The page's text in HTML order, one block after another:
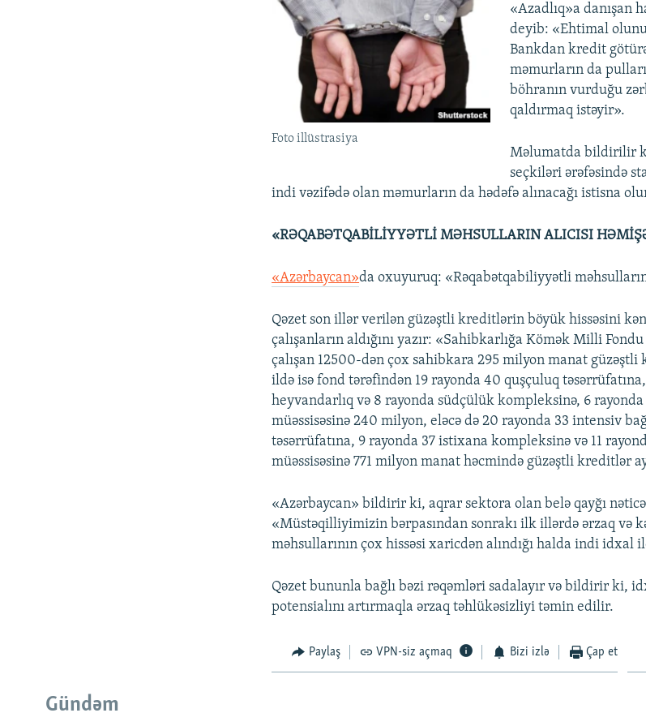
Foto illüstrasiya
«Azadlıq»a danışan
deyib: «Ehtimal
Bankdan kredit
məmurların da
böhranın vurduğu
qaldırmaq istəyir».
Məlumatda bildirilir
seçkiləri ərəfəsində
indi vəzifədə olan məmurların da hədəfə alınacağı istisna
«RƏQABƏTQABİLİYYƏTLİ MƏHSULLARIN ALICISI
«Azərbaycan»da oxuyuruq: «Rəqabətqabiliyyətli məhsulların
Qəzet son illər verilən güzəştli kreditlərin böyük hissəsini
çalışanların aldığını yazır: «Sahibkarlığa Kömək Milli
çalışan 12500-dən çox sahibkara 295 milyon manat
ildə isə fond tərəfindən 19 rayonda 40 quşçuluq
heyvandarlıq və 8 rayonda südçülük kompleksinə, 6 rayonda
müəssisəsinə 240 milyon, eləcə də 20 rayonda 33 intensiv
təsərrüfatına, 9 rayonda 37 istixana kompleksinə və 11
müəssisəsinə 771 milyon manat həcmində güzəştli kreditlər
«Azərbaycan» bildirir ki, aqrar sektora olan belə qayğı
«Müstəqilliyimizin bərpasından sonrakı ilk illərdə ərzaq və
məhsullarının çox hissəsi xaricdən alındığı halda indi idxal
Qəzet bununla bağlı bəzi rəqəmləri sadalayır və bildirir ki,
potensialını artırmaqla ərzaq təhlükəsizliyi təmin edilir.
Paylaş VPN-siz açmaq Bizi izlə Çap et
Gündəm